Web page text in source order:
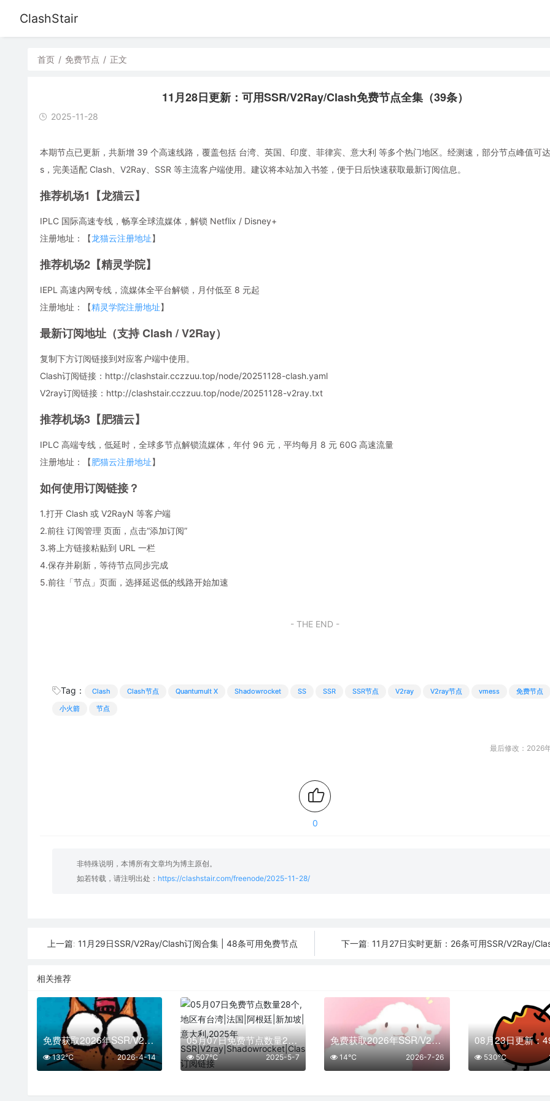
ClashStair
首页 / 免费节点 / 正文
11月28日更新：可用SSR/V2Ray/Clash免费节点全集（39条）
2025-11-28
本期节点已更新，共新增 39 个高速线路，覆盖包括 台湾、英国、印度、菲律宾、意大利 等多个热门地区。经测速，部分节点峰值可
s，完美适配 Clash、V2Ray、SSR 等主流客户端使用。建议将本站加入书签，便于日后快速获取最新订阅信息。
推荐机场1【龙猫云】
IPLC 国际高速专线，畅享全球流媒体，解锁 Netflix / Disney+
注册地址：【龙猫云注册地址】
推荐机场2【精灵学院】
IEPL 高速内网专线，流媒体全平台解锁，月付低至 8 元起
注册地址：【精灵学院注册地址】
最新订阅地址（支持 Clash / V2Ray）
复制下方订阅链接到对应客户端中使用。
Clash订阅链接：http://clashstair.cczzuu.top/node/20251128-clash.yaml
V2ray订阅链接：http://clashstair.cczzuu.top/node/20251128-v2ray.txt
推荐机场3【肥猫云】
IPLC 高端专线，低延时，全球多节点解锁流媒体，年付 96 元，平均每月 8 元 60G 高速流量
注册地址：【肥猫云注册地址】
如何使用订阅链接？
1.打开 Clash 或 V2RayN 等客户端
2.前往 订阅管理 页面，点击“添加订阅”
3.将上方链接粘贴到 URL 一栏
4.保存并刷新，等待节点同步完成
5.前往「节点」页面，选择延迟低的线路开始加速
- THE END -
Tag： Clash Clash节点 Quantumult X Shadowrocket SS SSR SSR节点 V2ray V2ray节点 vmess
免费节点
小火箭
节点
最后修改：2026
0
非特殊说明，本博所有文章均为博主原创。
如若转载，请注明出处： https://clashstair.com/freenode/2025-11-28/
上一篇: 11月29日SSR/V2Ray/Clash订阅合集 | 48条可用免费节点 下一篇: 11月27日实时更新：26条可用SSR/V2Ray/
相关推荐
免费获取2026年SSR/V2Ray/Clash节点 | 04月14日可用
2026-4-14
132℃
05月07日免费节点数量28个,地区有台湾|法国|阿根廷|新加坡|意大利,2025年SSR|V2ray|Shadowrocket|Clash订阅链接
2025-5-7
507℃
免费获取2026年SSR/V2Ray/Clash节点 | 7月26日可用
2026-7-26
14℃ 530℃